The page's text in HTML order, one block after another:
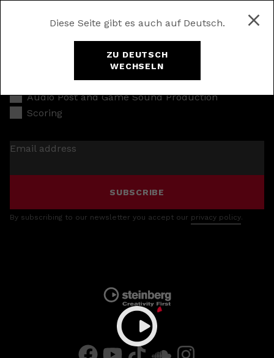
Diese Seite gibt es auch auf Deutsch.
ZU DEUTSCH
WECHSELN
Music Production
Audio Post and Game Sound Production
Scoring
Email address
SUBSCRIBE
By subscribing to our newsletter you accept our privacy policy.